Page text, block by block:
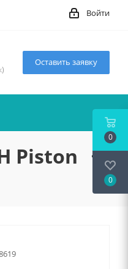
Войти
Оставить заявку
Piston
0
0